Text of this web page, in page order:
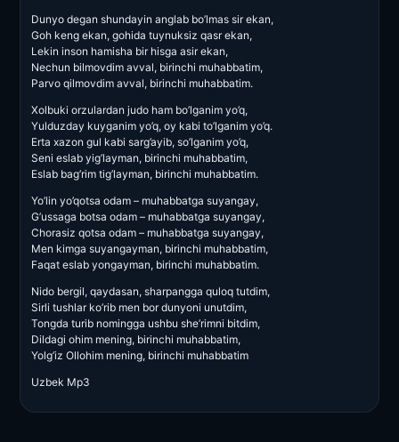
Dunyo degan shundayin anglab bo’lmas sir ekan,
Goh keng ekan, gohida tuynuksiz qasr ekan,
Lekin inson hamisha bir hisga asir ekan,
Nechun bilmovdim avval, birinchi muhabbatim,
Parvo qilmovdim avval, birinchi muhabbatim.
Xolbuki orzulardan judo ham bo’lganim yo’q,
Yulduzday kuyganim yo’q, oy kabi to’lganim yo’q.
Erta xazon gul kabi sarg’ayib, so’lganim yo’q,
Seni eslab yig’layman, birinchi muhabbatim,
Eslab bag’rim tig’layman, birinchi muhabbatim.
Yo’lin yo’qotsa odam – muhabbatga suyangay,
G’ussaga botsa odam – muhabbatga suyangay,
Chorasiz qotsa odam – muhabbatga suyangay,
Men kimga suyangayman, birinchi muhabbatim,
Faqat eslab yongayman, birinchi muhabbatim.
Nido bergil, qaydasan, sharpangga quloq tutdim,
Sirli tushlar ko’rib men bor dunyoni unutdim,
Tongda turib nomingga ushbu she’rimni bitdim,
Dildagi ohim mening, birinchi muhabbatim,
Yolg’iz Ollohim mening, birinchi muhabbatim
Uzbek Mp3